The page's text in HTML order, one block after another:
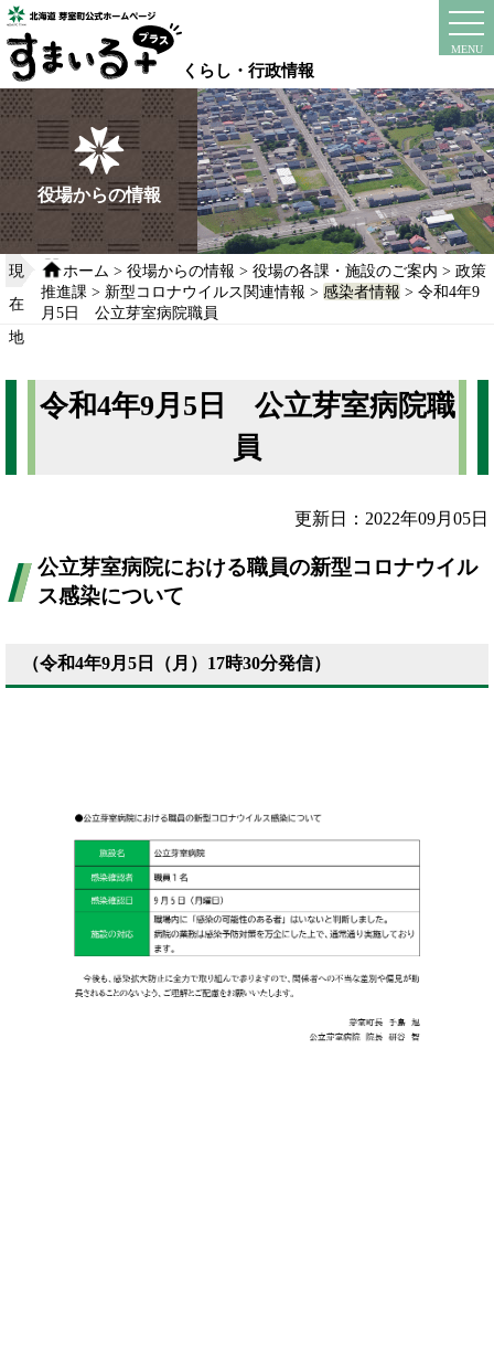
本
文
へ
移
動
る
くらし・行政情報
MENU
instagram
役場からの情報
現
在
地
ホーム >役場からの情報 >役場の各課・施設のご案内 >政策
推進課 > 新型コロナウイルス関連情報 >感染者情報 > 令和4年9
月5日 公立芽室病院職員
令和4年9月5日 公立芽室病院職
員
更新日：2022年09月05日
公立芽室病院における職員の新型コロナウイル
ス感染について
（令和4年9月5日（月）17時30分発信）